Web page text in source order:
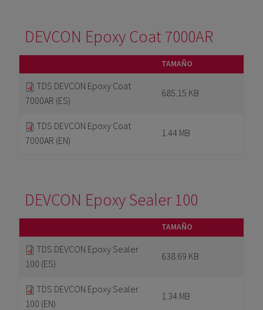
DEVCON Epoxy Coat 7000AR
TAMAÑO
TDS DEVCON Epoxy Coat
7000AR (ES)
685.15 KB
TDS DEVCON Epoxy Coat
7000AR (EN)
1.44 MB
DEVCON Epoxy Sealer 100
TAMAÑO
TDS DEVCON Epoxy Sealer
100 (ES)
638.69 KB
TDS DEVCON Epoxy Sealer
100 (EN)
1.34 MB